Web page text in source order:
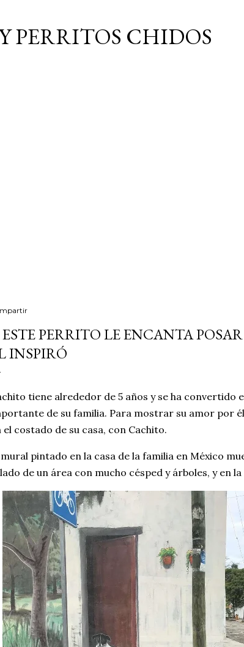
PERRITOS CHIDOS
PERRITO LE ENCANTA
INSPIRÓ
tiene alrededor de 5 años y se ha convertido
de su familia. Para mostrar su amor por
el costado de su casa, con Cachito.
mural pintado en la casa de la familia en México
de un área con mucho césped y árboles, y en